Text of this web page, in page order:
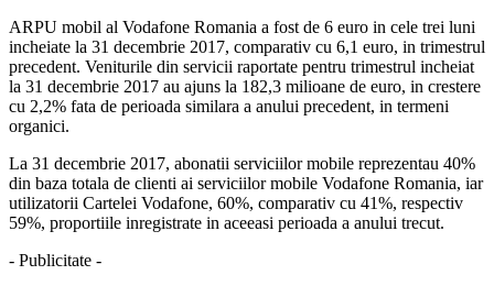
ARPU mobil al Vodafone Romania a fost de 6 euro in cele trei luni
incheiate la 31 decembrie 2017, comparativ cu 6,1 euro, in trimestrul
precedent. Veniturile din servicii raportate pentru trimestrul incheiat
la 31 decembrie 2017 au ajuns la 182,3 milioane de euro, in crestere
cu 2,2% fata de perioada similara a anului precedent, in termeni
organici.
La 31 decembrie 2017, abonatii serviciilor mobile reprezentau 40%
din baza totala de clienti ai serviciilor mobile Vodafone Romania, iar
utilizatorii Cartelei Vodafone, 60%, comparativ cu 41%, respectiv
59%, proportiile inregistrate in aceeasi perioada a anului trecut.
- Publicitate -